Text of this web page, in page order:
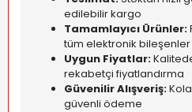
edilebilir kargo
Tamamlayıcı Ürünler:
tüm elektronik bileşenler
Uygun Fiyatlar:
rekabetçi fiyatlandırma
Güvenilir Alışveriş:
güvenli ödeme